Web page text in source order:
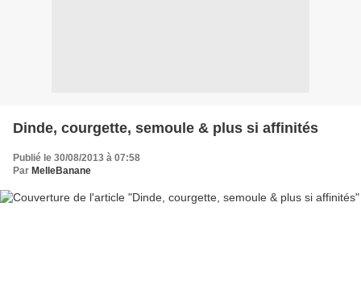
Dinde, courgette, semoule & plus si affinités
Publié le 30/08/2013 à 07:58
Par MelleBanane